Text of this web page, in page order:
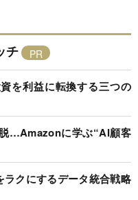
チ
を利益に転換する三つの
…Amazonに学ぶ“AI顧客
クにするデータ統合戦略